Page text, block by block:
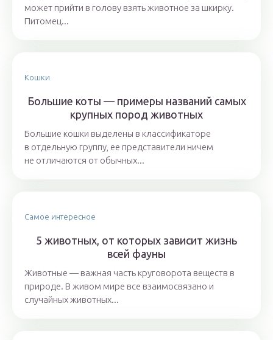
может прийти в голову взять животное за шкирку.
Питомец...
Кошки
Большие коты — примеры названий самых
крупных пород животных
Большие кошки выделены в классификаторе
в отдельную группу, ее представители ничем
не отличаются от обычных...
Самое интересное
5 животных, от которых зависит жизнь
всей фауны
Животные — важная часть круговорота веществ в
природе. В живом мире все взаимосвязано и
случайных животных...